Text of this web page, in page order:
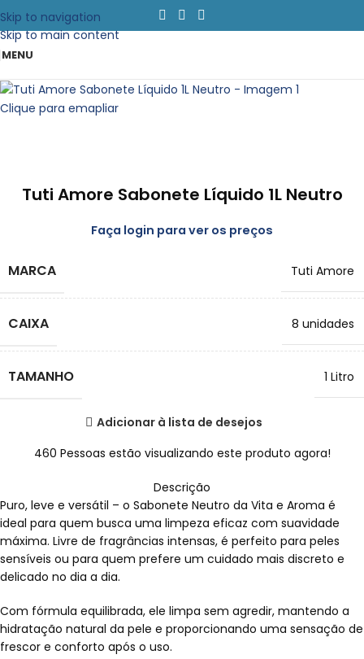
Skip to navigation
Skip to main content
MENU
Clique para emapliar
Tuti Amore Sabonete Líquido 1L Neutro
Faça login para ver os preços
MARCA Tuti Amore
CAIXA 8 unidades
TAMANHO 1 Litro
Adicionar à lista de desejos
460 Pessoas estão visualizando este produto agora!
Descrição
Puro, leve e versátil – o Sabonete Neutro da Vita e Aroma é
ideal para quem busca uma limpeza eficaz com suavidade
máxima. Livre de fragrâncias intensas, é perfeito para peles
sensíveis ou para quem prefere um cuidado mais discreto e
delicado no dia a dia.
Com fórmula equilibrada, ele limpa sem agredir, mantendo a
hidratação natural da pele e proporcionando uma sensação de
frescor e conforto após o uso.